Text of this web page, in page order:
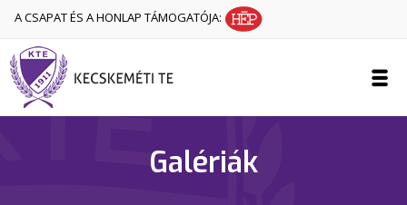
A CSAPAT ÉS A HONLAP TÁMOGATÓJA:
Galériák